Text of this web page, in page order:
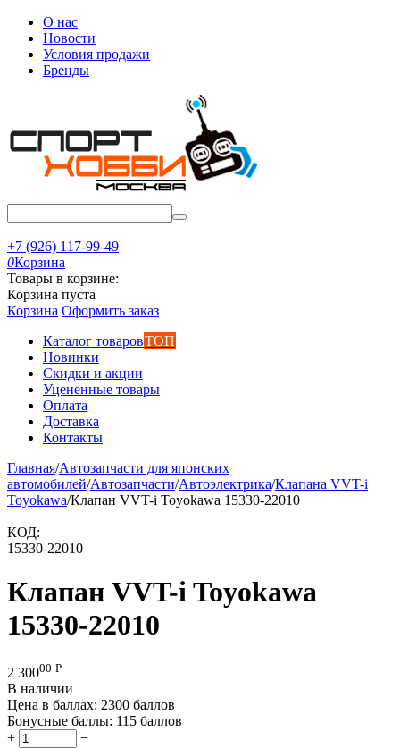
О нас
Новости
Условия продажи
Бренды
+7 (926) 117-99-49
0Корзина
Товары в корзине:
Корзина пуста
Корзина Оформить заказ
Каталог товаровТОП
Новинки
Скидки и акции
Уцененные товары
Оплата
Доставка
Контакты
Главная/Автозапчасти для японских
автомобилей/Автозапчасти/Автоэлектрика/Клапана VVT-i
Toyokawa/Клапан VVT-i Toyokawa 15330-22010
КОД:
15330-22010
Клапан VVT-i Toyokawa
15330-22010
2 30000 Р
В наличии
Цена в баллах: 2300 баллов
Бонусные баллы: 115 баллов
+
−